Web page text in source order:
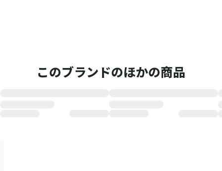
このブランドのほかの商品